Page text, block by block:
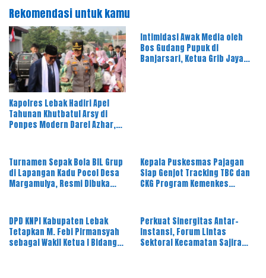
Rekomendasi untuk kamu
Kapolres Lebak Hadiri Apel
Tahunan Khutbatul Arsy di
Ponpes Modern Darel Azhar,
Intimidasi Awak Media oleh
Bos Gudang Pupuk di
Banjarsari, Ketua Grib Jaya
Turnamen Sepak Bola BIL Grup
di Lapangan Kadu Pocol Desa
Margamulya, Resmi Dibuka
Kepala Puskesmas Pajagan
Siap Genjot Tracking TBC dan
CKG Program Kemenkes
DPD KNPI Kabupaten Lebak
Tetapkan M. Febi Pirmansyah
sebagai Wakil Ketua I Bidang
Perkuat Sinergitas Antar-
Instansi, Forum Lintas
Sektoral Kecamatan Sajira